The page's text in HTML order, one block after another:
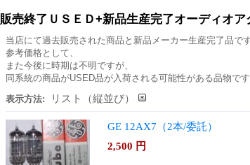
販売終了ＵＳＥＤ+新品生産完了オーディオ
当店にて過去販売された商品と新品メーカー生産完了品です
参考価格として、
また今後に時期は不明ですが、
同系統の商品がUSED品が入荷される可能性がある品物です
表示方法:
リスト（縦並び）
GE 12AX7（2本/委託）
2,500 円